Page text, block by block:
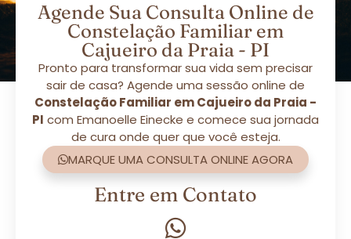
Agende Sua Consulta Online de
Constelação Familiar em
Cajueiro da Praia - PI
Pronto para transformar sua vida sem precisar
sair de casa? Agende uma sessão online de
Constelação Familiar em Cajueiro da Praia -
PI com Emanoelle Einecke e comece sua jornada
de cura onde quer que você esteja.
MARQUE UMA CONSULTA ONLINE AGORA
Entre em Contato